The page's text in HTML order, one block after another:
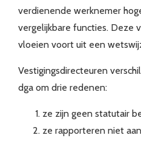
verdienende werknemer
vergelijkbare functies. Deze
vloeien voort uit een
Vestigingsdirecteuren
dga om drie redenen:
ze zijn geen statutair
ze rapporteren niet